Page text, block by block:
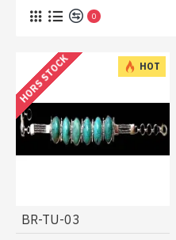
découvrez le
bracelet
0
HOT
HORS STOCK
BR-TU-03